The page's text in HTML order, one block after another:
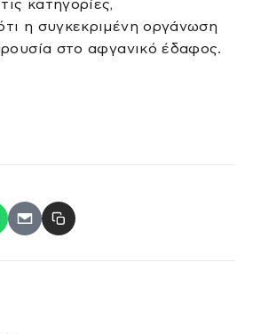
τις κατηγορίες,
η συγκεκριμένη οργάνωση
στο αφγανικό έδαφος.